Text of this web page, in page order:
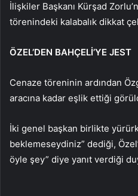
İlişkiler Başkanı Kürşad
törenindeki kalabalık dikkat
ÖZEL’DEN BAHÇELİ’YE JEST
Cenaze töreninin ardından
aracına kadar eşlik ettiği
İki genel başkan birlikte
beklemeseydiniz” dediği,
öyle şey” diye yanıt verdiği